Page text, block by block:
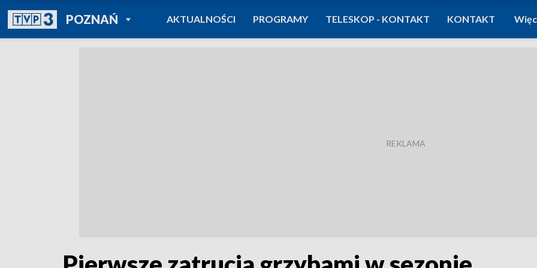
POZNAŃPOWRÓT DO
TVP REGIONY
AKTUALNOŚCI PROGRAMY TELESKOP - KONTAKT KONTAKT